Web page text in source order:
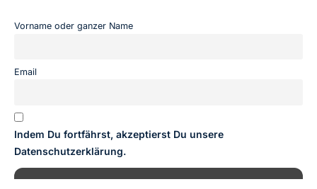
Vorname oder ganzer Name
Email
Indem Du fortfährst, akzeptierst Du unsere
Datenschutzerklärung.